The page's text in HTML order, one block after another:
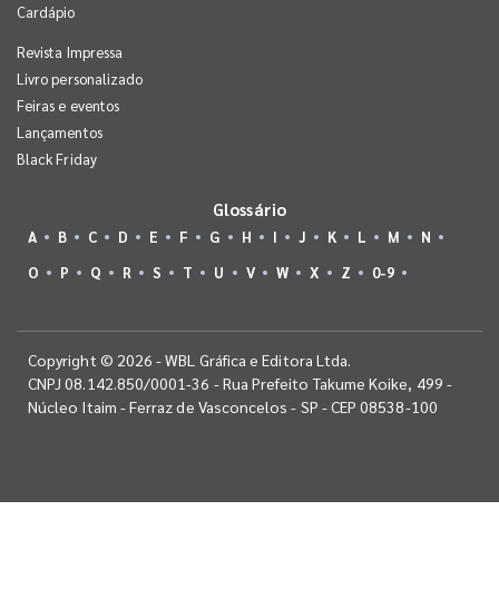
Cardápio
Revista Impressa
Livro personalizado
Feiras e eventos
Lançamentos
Black Friday
Glossário
A B C D E F G H I J K L M
N
O
P Q R S T U V W X Z 0-9
Copyright © 2026 - WBL Gráfica e Editora Ltda.
CNPJ 08.142.850/0001-36 - Rua Prefeito Takume Koike, 499 -
Núcleo Itaim - Ferraz de Vasconcelos - SP - CEP 08538-100